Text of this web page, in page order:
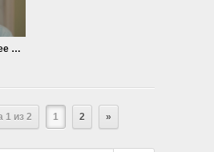
TXT — Can’t You See Me?
1 из 2 1 2 »